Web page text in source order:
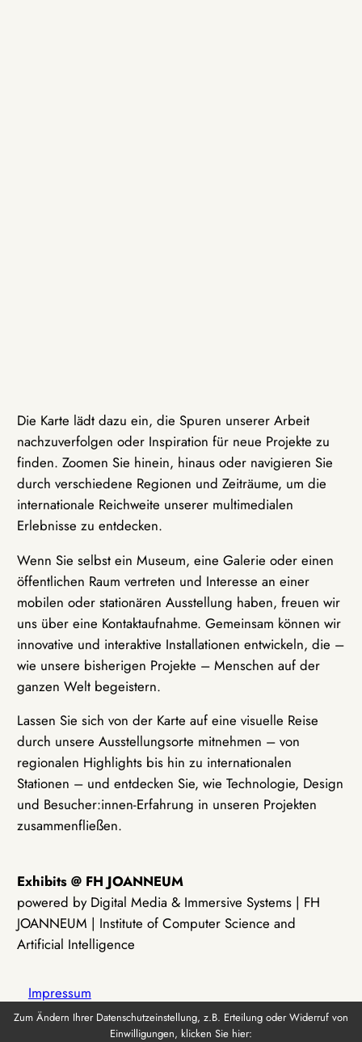
Die Karte lädt dazu ein, die Spuren unserer Arbeit
nachzuverfolgen oder Inspiration für neue Projekte zu
finden. Zoomen Sie hinein, hinaus oder navigieren Sie
durch verschiedene Regionen und Zeiträume, um die
internationale Reichweite unserer multimedialen
Erlebnisse zu entdecken.
Wenn Sie selbst ein Museum, eine Galerie oder einen
öffentlichen Raum vertreten und Interesse an einer
mobilen oder stationären Ausstellung haben, freuen wir
uns über eine Kontaktaufnahme. Gemeinsam können wir
innovative und interaktive Installationen entwickeln, die –
wie unsere bisherigen Projekte – Menschen auf der
ganzen Welt begeistern.
Lassen Sie sich von der Karte auf eine visuelle Reise
durch unsere Ausstellungsorte mitnehmen – von
regionalen Highlights bis hin zu internationalen
Stationen – und entdecken Sie, wie Technologie, Design
und Besucher:innen-Erfahrung in unseren Projekten
zusammenfließen.
Exhibits @ FH JOANNEUM
powered by Digital Media & Immersive Systems | FH
JOANNEUM | Institute of Computer Science and
Artificial Intelligence
Impressum
Zum Ändern Ihrer Datenschutzeinstellung, z.B. Erteilung oder Widerruf von
Einwilligungen, klicken Sie hier: